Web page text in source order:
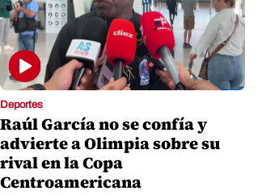
Deportes
Raúl García no se confía y
advierte a Olimpia sobre su
rival en la Copa
Centroamericana